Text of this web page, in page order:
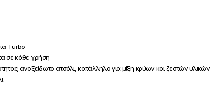
Τurbo
σε κάθε χρήση
ανοξείδωτο ατσάλι, κατάλληλο για μίξη κρύων και ζεστών υλικών